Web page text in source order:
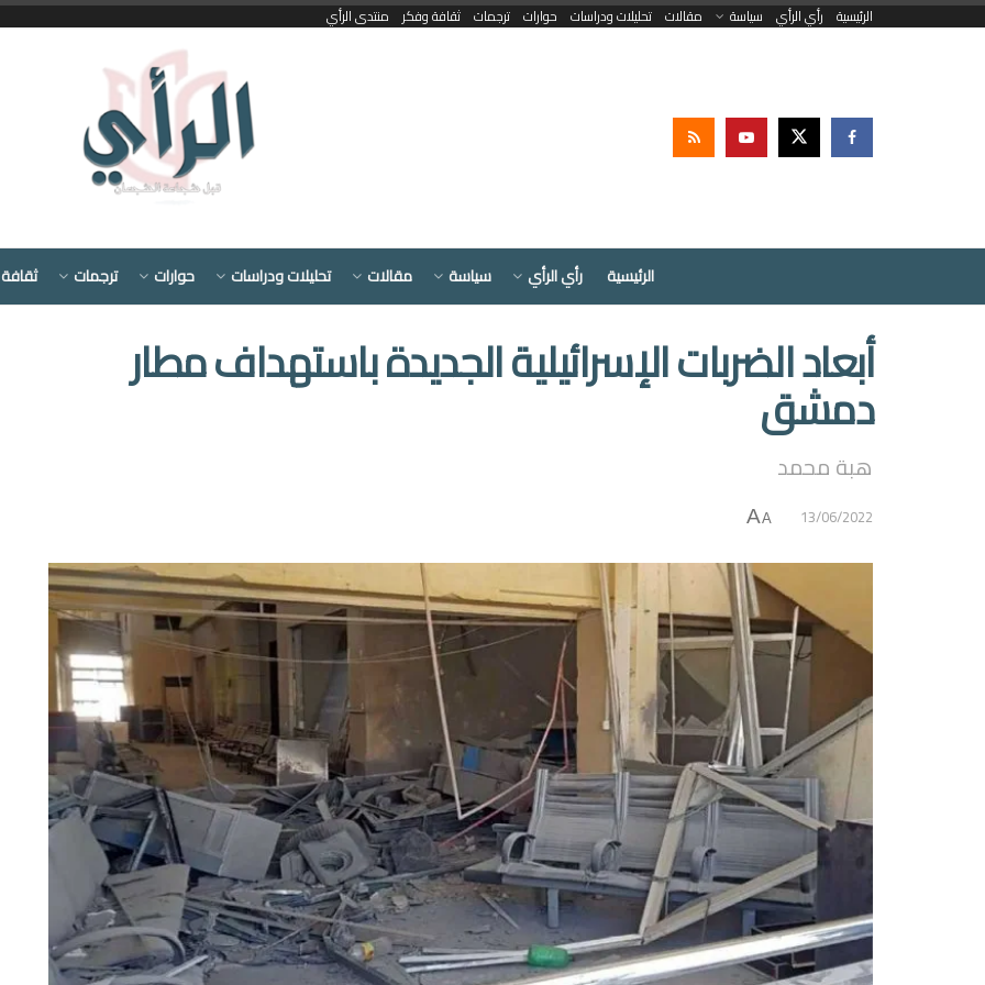
الرئيسية رأي الرأي سياسة مقالات تحليلات ودراسات حوارات ترجمات ثقافة وفكر منتدى الرأي
الرئيسية رأي الرأي سياسة مقالات تحليلات ودراسات حوارات ترجمات
أبعاد الضربات الإسرائيلية الجديدة باستهداف مطار
دمشق
هبة محمد
13/06/2022
A
A